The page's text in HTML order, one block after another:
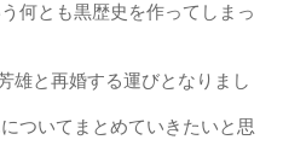
何とも黒歴史を作ってしまっ
雄と再婚する運びとなりまし
ついてまとめていきたいと思